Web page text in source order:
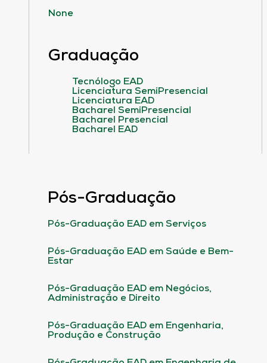
None
Graduação
Tecnólogo EAD
Licenciatura SemiPresencial
Licenciatura EAD
Bacharel SemiPresencial
Bacharel Presencial
Bacharel EAD
Pós-Graduação
Pós-Graduação EAD em Serviços
Pós-Graduação EAD em Saúde e Bem-
Estar
Pós-Graduação EAD em Negócios,
Administração e Direito
Pós-Graduação EAD em Engenharia,
Produção e Construção